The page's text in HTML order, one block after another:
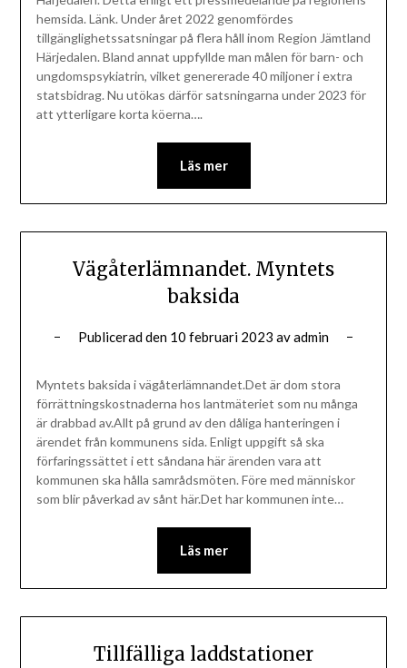
hemsida. Länk. Under året 2022 genomfördes
tillgänglighetssatsningar på flera håll inom Region Jämtland
Härjedalen. Bland annat uppfyllde man målen för barn- och
ungdomspsykiatrin, vilket genererade 40 miljoner i extra
statsbidrag. Nu utökas därför satsningarna under 2023 för
att ytterligare korta köerna….
Läs mer
Vägåterlämnandet. Myntets
baksida
Publicerad den 10 februari 2023 avadmin
Myntets baksida i vägåterlämnandet.Det är dom stora
förrättningskostnaderna hos lantmäteriet som nu många
är drabbad av.Allt på grund av den dåliga hanteringen i
ärendet från kommunens sida. Enligt uppgift så ska
förfaringssättet i ett såndana här ärenden vara att
kommunen ska hålla samrådsmöten. Före med människor
som blir påverkad av sånt här.Det har kommunen inte…
Läs mer
Tillfälliga laddstationer